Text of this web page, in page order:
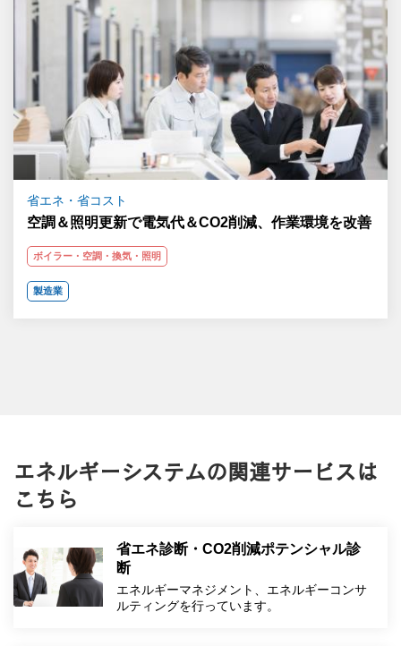
省エネ・省コスト
空調＆照明更新で電気代＆CO2削減、作業環境を改善
ボイラー・空調・換気・照明
製造業
エネルギーシステムの関連サービスは
こちら
省エネ診断・CO2削減ポテンシャル診
断
エネルギーマネジメント、エネルギーコンサ
ルティングを行っています。